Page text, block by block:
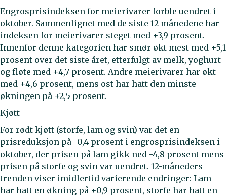
Engrosprisindeksen for meierivarer forble uendret i
oktober. Sammenlignet med de siste 12 månedene har
indeksen for meierivarer steget med +3,9 prosent.
Innenfor denne kategorien har smør økt mest med +5,1
prosent over det siste året, etterfulgt av melk, yoghurt
og fløte med +4,7 prosent. Andre meierivarer har økt
med +4,6 prosent, mens ost har hatt den minste
økningen på +2,5 prosent.
Kjøtt
For rødt kjøtt (storfe, lam og svin) var det en
prisreduksjon på -0,4 prosent i engrosprisindeksen i
oktober, der prisen på lam gikk ned -4,8 prosent mens
prisen på storfe og svin var uendret. 12-måneders
trenden viser imidlertid varierende endringer: Lam
har hatt en økning på +0,9 prosent, storfe har hatt en